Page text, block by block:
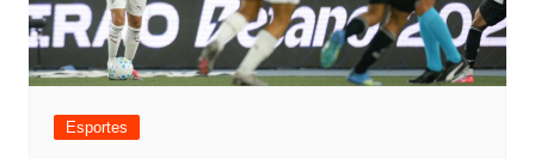
Esportes